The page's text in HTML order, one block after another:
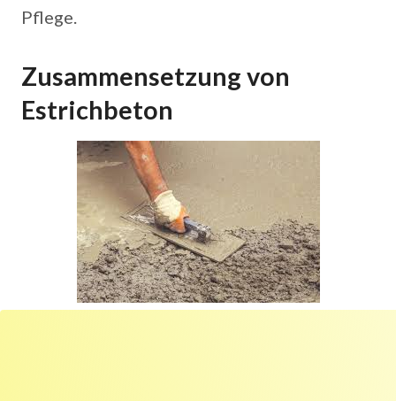
Pflege.
Zusammensetzung von
Estrichbeton